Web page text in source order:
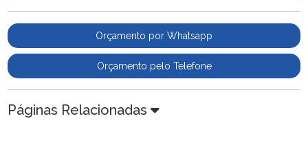
Orçamento por Whatsapp
Orçamento pelo Telefone
Páginas Relacionadas